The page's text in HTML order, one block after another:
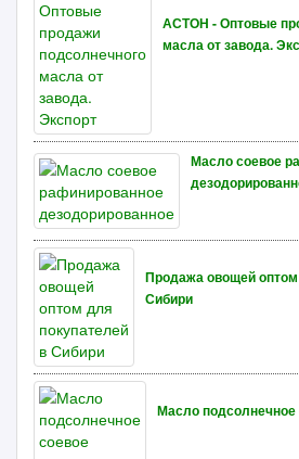
АСТОН - Оптовые
масла от завода.
Масло соевое
Продажа овощей
Сибири
Масло подсолнечное